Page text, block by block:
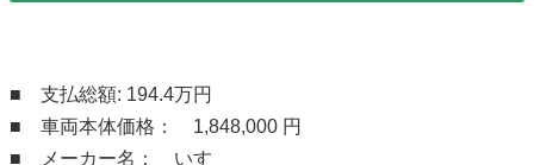
■ 支払総額: 194.4万円
■ 車両本体価格： 1,848,000 円
■ メーカー名： いすゞ